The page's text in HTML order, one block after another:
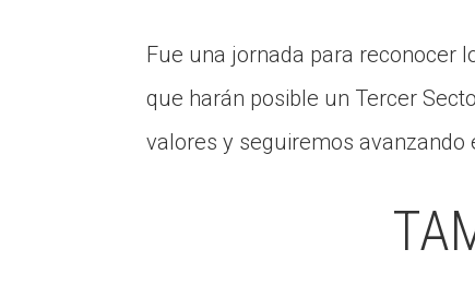
Fue una jornada para reconocer
que harán posible un Tercer
valores y seguiremos avanzando